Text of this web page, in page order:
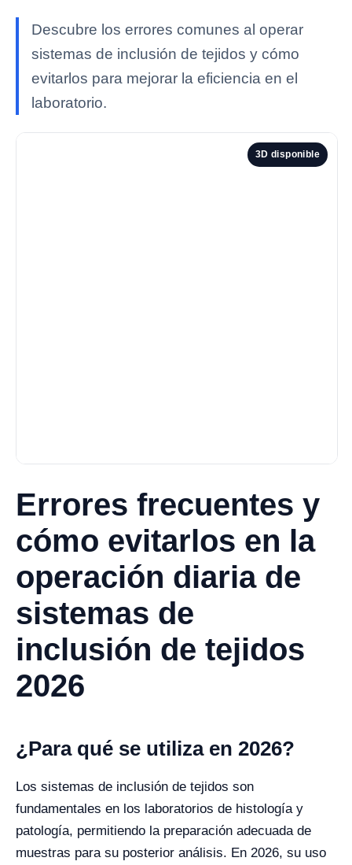
Descubre los errores comunes al operar
sistemas de inclusión de tejidos y cómo
evitarlos para mejorar la eficiencia en el
laboratorio.
3D disponible
Errores frecuentes y
cómo evitarlos en la
operación diaria de
sistemas de
inclusión de tejidos
2026
¿Para qué se utiliza en 2026?
Los sistemas de inclusión de tejidos son
fundamentales en los laboratorios de histología y
patología, permitiendo la preparación adecuada de
muestras para su posterior análisis. En 2026, su uso